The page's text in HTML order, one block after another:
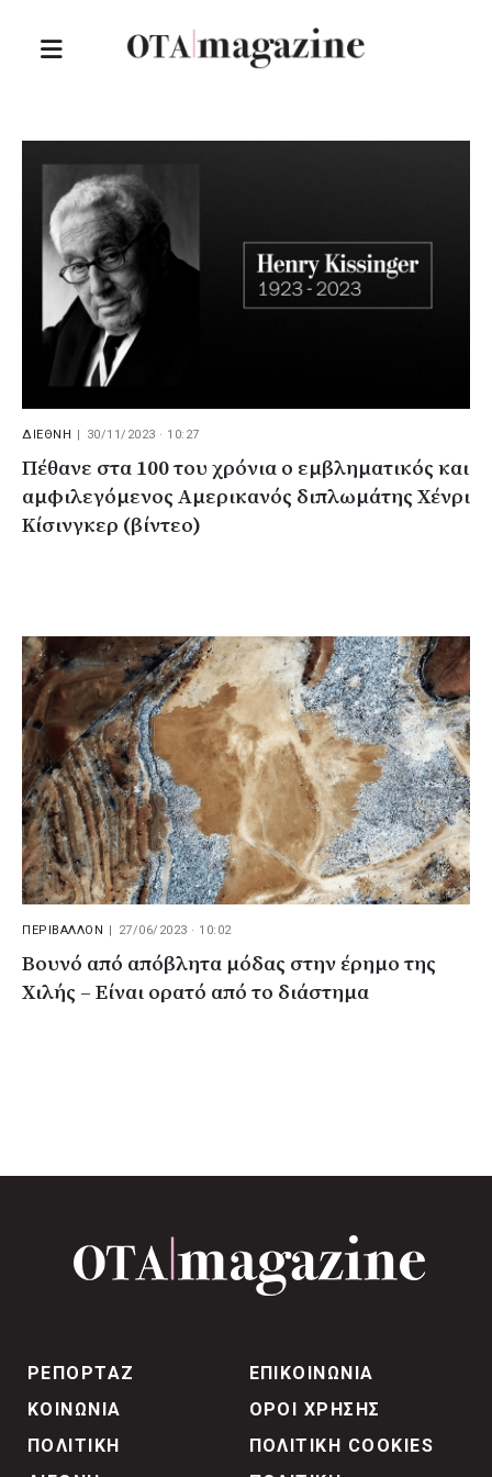
ΔΙΕΘΝΗ 30/11/2023 · 10:27
Πέθανε στα 100 του χρόνια ο εμβληματικός και
αμφιλεγόμενος Αμερικανός διπλωμάτης Χένρι
Κίσινγκερ (βίντεο)
ΠΕΡΙΒΑΛΛΟΝ 27/06/2023 · 10:02
Βουνό από απόβλητα μόδας στην έρημο της
Χιλής – Είναι ορατό από το διάστημα
ΡΕΠΟΡΤΑΖ
ΚΟΙΝΩΝΙΑ
ΠΟΛΙΤΙΚΗ
ΕΠΙΚΟΙΝΩΝΙΑ
ΟΡΟΙ ΧΡΗΣΗΣ
ΠΟΛΙΤΙΚΗ COOKIES